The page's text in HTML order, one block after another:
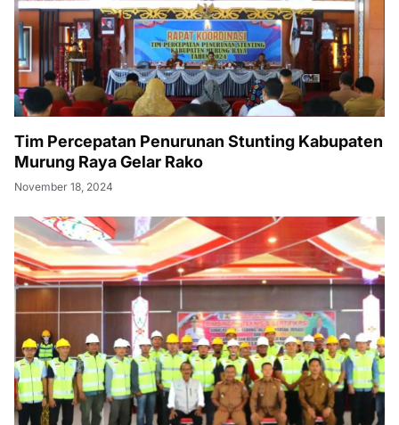
Tim Percepatan Penurunan Stunting Kabupaten
Murung Raya Gelar Rako
November 18, 2024